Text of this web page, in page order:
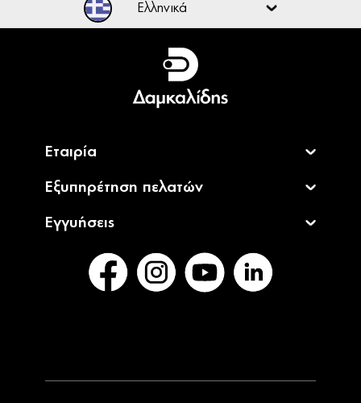
Ελληνικά
Ελληνικά
English
Εταιρία
Εξυπηρέτηση πελατών
Εγγυήσεις